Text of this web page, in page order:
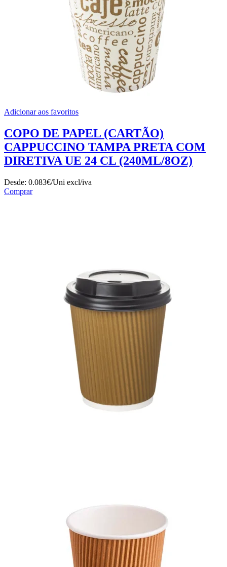
Adicionar aos favoritos
COPO DE PAPEL (CARTÃO)
CAPPUCCINO TAMPA PRETA COM
DIRETIVA UE 24 CL (240ML/8OZ)
Desde: 0.083€/Uni excl/iva
Comprar